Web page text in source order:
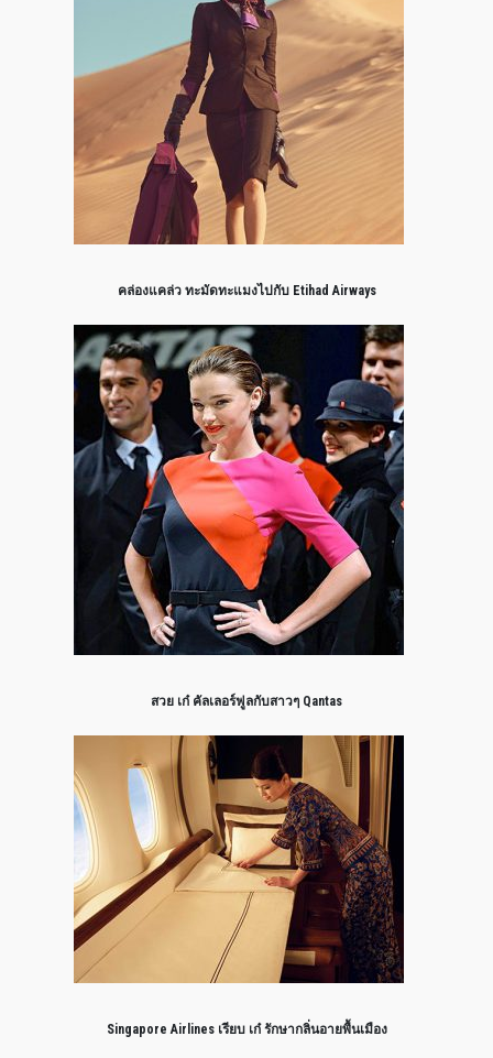
คล่องแคล่ว ทะมัดทะแมงไปกับ Etihad Airways
สวย เก๋ คัลเลอร์ฟูลกับสาวๆ Qantas
Singapore Airlines เรียบ เก๋ รักษากลิ่นอายพื้นเมือง